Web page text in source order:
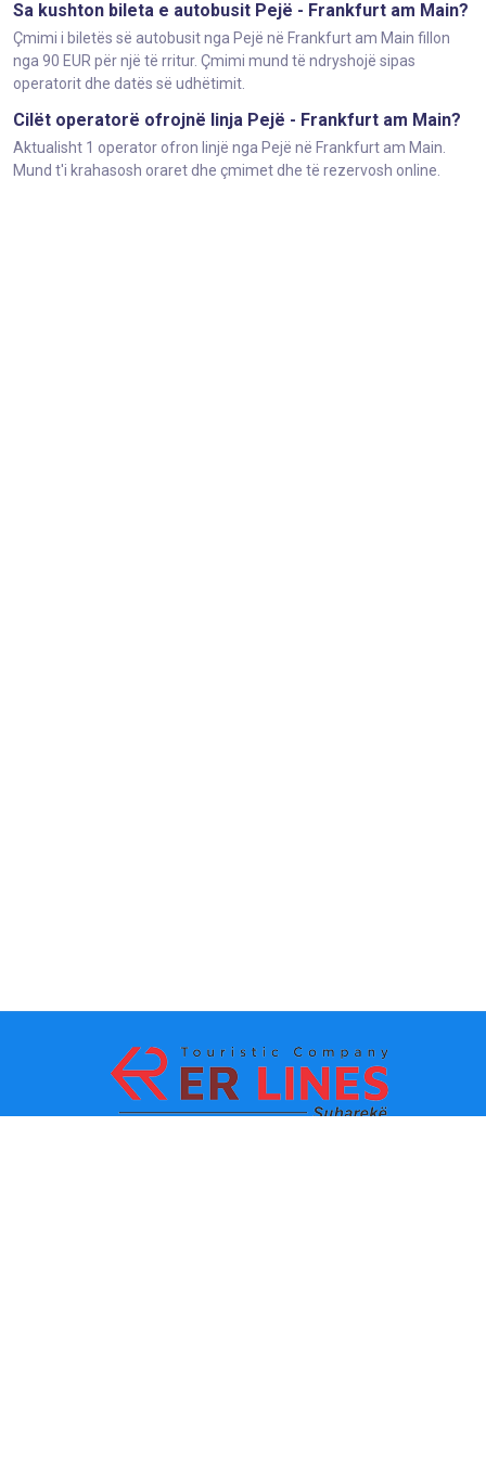
Sa kushton bileta e autobusit Pejë - Frankfurt am Main?
Çmimi i biletës së autobusit nga Pejë në Frankfurt am Main fillon
nga 90 EUR për një të rritur. Çmimi mund të ndryshojë sipas
operatorit dhe datës së udhëtimit.
Cilët operatorë ofrojnë linja Pejë - Frankfurt am Main?
Aktualisht 1 operator ofron linjë nga Pejë në Frankfurt am Main.
Mund t'i krahasosh oraret dhe çmimet dhe të rezervosh online.